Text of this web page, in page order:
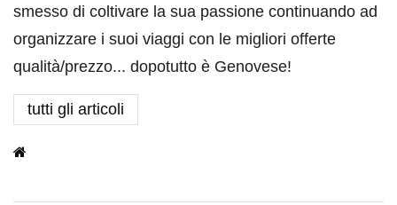
smesso di coltivare la sua passione continuando ad
organizzare i suoi viaggi con le migliori offerte
qualità/prezzo... dopotutto è Genovese!
tutti gli articoli